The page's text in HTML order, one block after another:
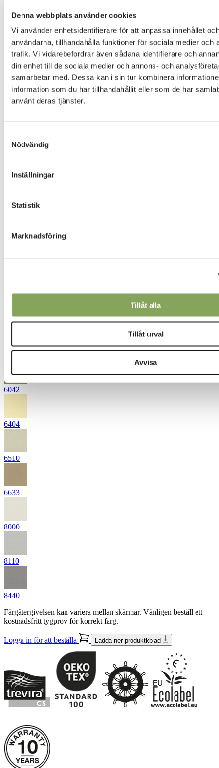
Denna webbplats använder cookies
Vi använder enhetsidentifierare för att anpassa innehållet
användarna, tillhandahålla funktioner för sociala medier och
trafik. Vi vidarebefordrar även sådana identifierare och
din enhet till de sociala medier och annons- och
samarbetar med. Dessa kan i sin tur kombinera
information som du har tillhandahållit eller som de har
använt deras tjänster.
Nödvändig
Inställningar
Statistik
Marknadsföring
Tillåt alla
Tillåt urval
Avvisa
4262
4324
4431
4472
5421
6042
6404
6510
6633
8000
8110
8440
Färgåtergivelsen kan variera mellan skärmar. Vänligen beställ ett
kostnadsfritt tygprov för korrekt färg.
Logga in för att beställa Ladda ner produktkblad